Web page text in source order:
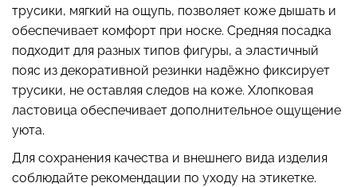
трусики, мягкий на ощупь, позволяет коже дышать и
обеспечивает комфорт при носке. Средняя посадка
подходит для разных типов фигуры, а эластичный
пояс из декоративной резинки надёжно фиксирует
трусики, не оставляя следов на коже. Хлопковая
ластовица обеспечивает дополнительное ощущение
уюта.
Для сохранения качества и внешнего вида изделия
соблюдайте рекомендации по уходу на этикетке.